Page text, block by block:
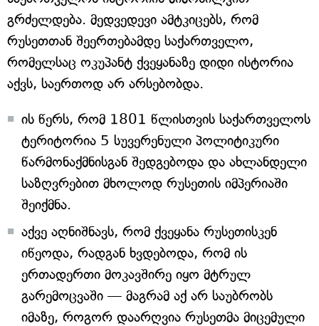
გრძელდება. მედვედევი ამტკიცებს, რომ
რუსეთთან შეერთებამდე საქართველო,
რომელსაც ოკუპანტ ქვეყანაზე დიდი ისტორია
აქვს, საერთოდ არ არსებობდა.
ის წერს, რომ 1801 წლისთვის საქართველოს
ტერიტორია 5 სუვერენული პოლიტიკური
წარმონაქმნისგან შედგებოდა და ახლანდელი
საზღვრებით მხოლოდ რუსეთის იმპერიაში
შეიქმნა.
აქვე აღნიშნავს, რომ ქვეყანა რუსეთისკენ
იწეოდა, რადგან ხვდებოდა, რომ ის
ერთადერთი მოკავშირე იყო მტრულ
გარემოცვაში — მაგრამ აქ არ საუბრობს
იმაზე, როგორ დაარღვია რუსეთმა მიცემული